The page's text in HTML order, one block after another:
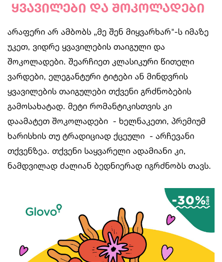
ყვავილები და შოკოლადები
არაფერი არ ამბობს „მე შენ მიყვარხარ"-ს იმაზე
უკეთ, ვიდრე ყვავილების თაიგული და
შოკოლადები. შეარჩიეთ კლასიკური წითელი
ვარდები, ელეგანტური ტიტები ან მინდვრის
ყვავილების თაიგულები თქვენი გრძნობების
გამოსახატად. მეტი რომანტიკისთვის კი
დაამატეთ შოკოლადები - ხელნაკეთი, პრემიუმ
ხარისხის თუ ტრადიციად ქცეული - არჩევანი
თქვენზეა. თქვენი საყვარელი ადამიანი კი,
ნამდვილად ძალიან ბედნიერად იგრძნობს თავს.